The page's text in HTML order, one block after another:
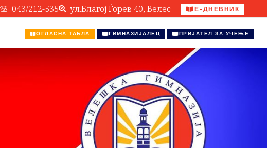
043/212-535 ул.Благој Ѓорев 40, Велес Е-ДНЕВНИК
ОГЛАСНА ТАБЛА ГИМНАЗИЈАЛЕЦ ПРИЈАТЕЛ ЗА УЧЕЊЕ